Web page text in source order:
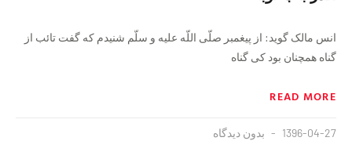
انس مالک گوید: از پیغمبر صلّى اللّه علیه و سلّم شنیدم که گفت تائب از
گناه همچنان بود کى گناه
READ MORE
1396-04-27 بدون دیدگاه